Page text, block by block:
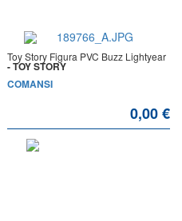
Toy Story Figura PVC Buzz Lightyear
- TOY STORY
COMANSI
0,00 €